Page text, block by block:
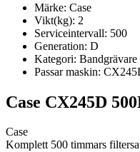
Märke: Case
Vikt(kg): 2
Serviceintervall: 500
Generation: D
Kategori: Bandgrävare
Passar maskin:
Case CX245D
Case
Komplett 500 timmars